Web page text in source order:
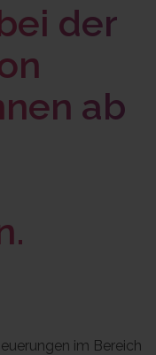
der
ab
im Bereich